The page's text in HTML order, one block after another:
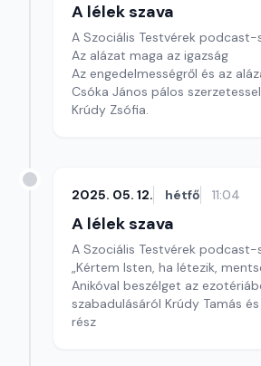
A lélek szava
A Szociális Testvérek
Az alázat maga az igazság
Az engedelmességről és az
Csóka János pálos
Krúdy Zsófia.
2025. 05. 12. hétfő 11:04
A lélek szava
A Szociális Testvérek
„Kértem Isten, ha létezik,
Anikóval beszélget az
szabadulásáról Krúdy Tamás
rész